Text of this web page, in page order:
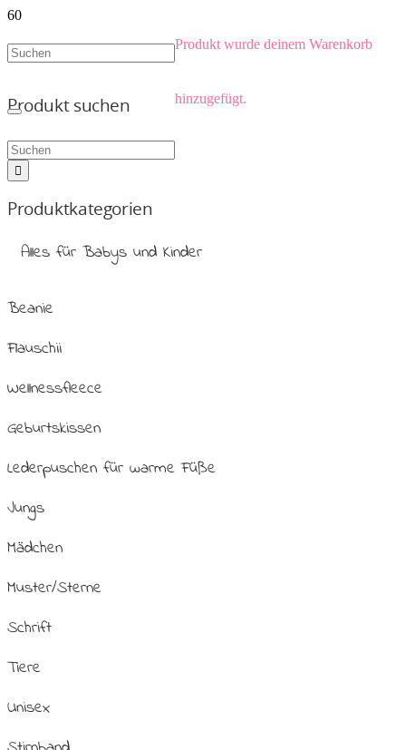
Produkt wurde deinem Warenkorb
hinzugefügt.
Produkt suchen
Produktkategorien
Alles für Babys und Kinder
Beanie
Flauschii
Wellnessfleece
Geburtskissen
Lederpuschen für warme Füße
Jungs
Mädchen
Muster/Sterne
Schrift
Tiere
Unisex